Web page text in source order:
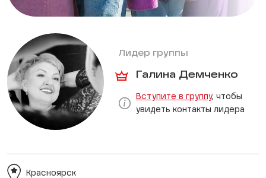
Лидер группы
Галина Демченко
Вступите в группу, чтобы
увидеть контакты лидера
Красноярск